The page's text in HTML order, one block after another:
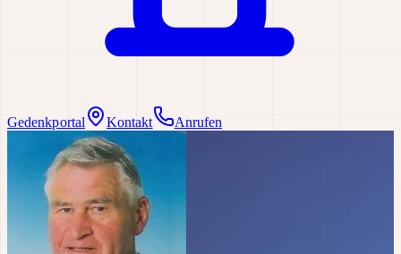
Gedenkportal Kontakt Anrufen